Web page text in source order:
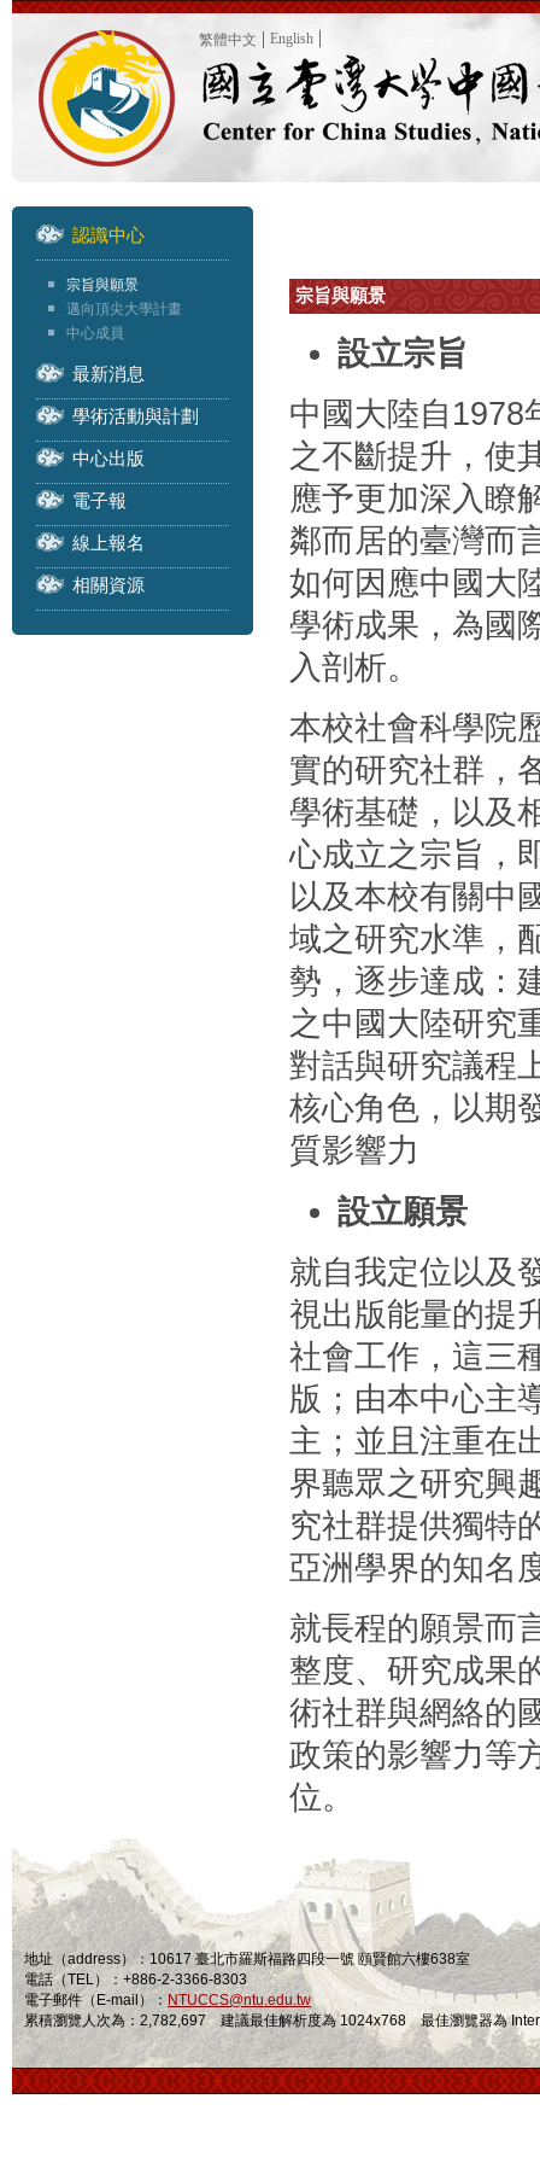
繁體中文 English
認識中心
宗旨與願景
邁向頂尖大學計畫
中心成員
最新消息
學術活動與計劃
中心出版
電子報
線上報名
相關資源
宗旨與願景
設立宗旨
中國大陸自1978
之不斷提升，使
應予更加深入瞭
鄰而居的臺灣而
如何因應中國大
學術成果，為國
入剖析。
本校社會科學院
實的研究社群，
學術基礎，以及
心成立之宗旨，
以及本校有關中
域之研究水準，
勢，逐步達成：
之中國大陸研究
對話與研究議程
核心角色，以期
質影響力
設立願景
就自我定位以及
視出版能量的提
社會工作，這三
版；由本中心主
主；並且注重在
界聽眾之研究興
究社群提供獨特
亞洲學界的知名
就長程的願景而
整度、研究成果
術社群與網絡的
政策的影響力等
位。
地址（address）：10617 臺北市羅斯福路四段一號 頤賢館六樓638室
電話（TEL）：+886-2-3366-8303
電子郵件（E-mail）： NTUCCS@ntu.edu.tw
累積瀏覽人次為：2,782,697 建議最佳解析度為 1024x768 最佳瀏覽器為